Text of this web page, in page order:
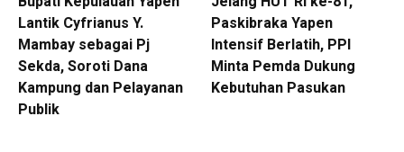
Lantik Cyfrianus Y.
Mambay sebagai Pj
Sekda, Soroti Dana
Kampung dan Pelayanan
Publik
Paskibraka Yapen
Intensif Berlatih, PPI
Minta Pemda Dukung
Kebutuhan Pasukan